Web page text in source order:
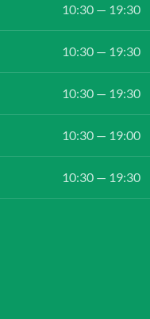
10:30 — 19:30
10:30 — 19:30
10:30 — 19:30
10:30 — 19:00
10:30 — 19:30